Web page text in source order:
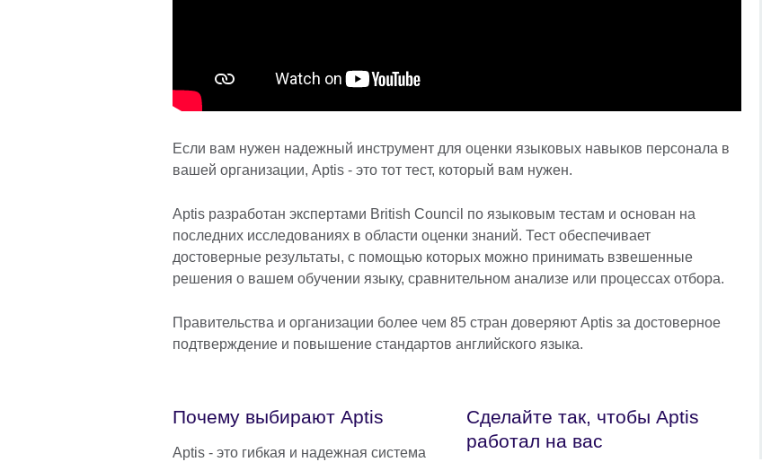
Если вам нужен надежный инструмент для оценки языковых навыков персонала в
вашей организации, Aptis - это тот тест, который вам нужен.
Aptis разработан экспертами British Council по языковым тестам и основан на
последних исследованиях в области оценки знаний. Тест обеспечивает
достоверные результаты, с помощью которых можно принимать взвешенные
решения о вашем обучении языку, сравнительном анализе или процессах отбора.
Правительства и организации более чем 85 стран доверяют Aptis за достоверное
подтверждение и повышение стандартов английского языка.
Почему выбирают Aptis
Aptis - это гибкая и надежная система
Сделайте так, чтобы Aptis
работал на вас